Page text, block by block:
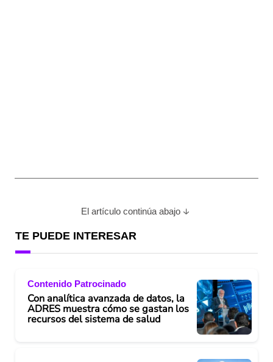
El artículo continúa abajo
TE PUEDE INTERESAR
Contenido Patrocinado
Con analítica avanzada de datos, la
ADRES muestra cómo se gastan los
recursos del sistema de salud